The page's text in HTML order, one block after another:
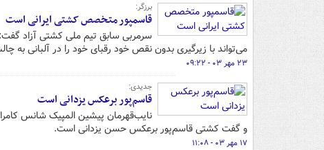
برزگر:
قاسمپور متخصص کشتی ایرانی است
سرمربی سابق تیم ملی کشتی آزاد گفت:
می‌تواند با زیرگیری بدون نقص خود رقبای خود را در آلبانی به
۲۳ مهر ۰۳ - ۰۹:۲۲
جدیدی:
قاسم‌پور برعکس یزدانی است
و گفت کشتی قاسم‌پور برعکس حسن یزدانی است.
۱۷ مهر ۰۳ - ۱۱:۰۸